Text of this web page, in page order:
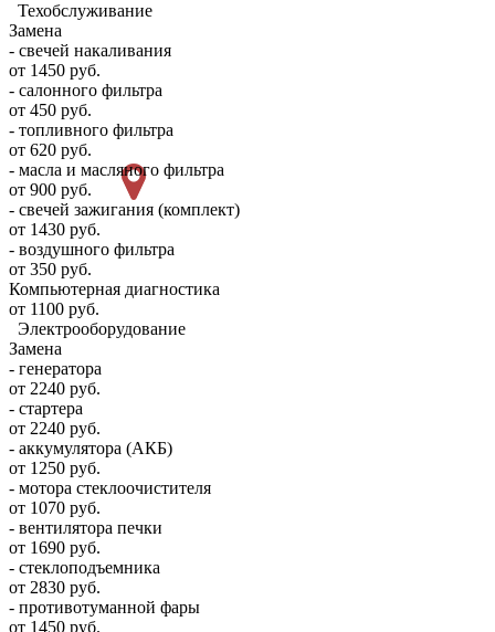
Техобслуживание
Замена
- свечей накаливания
от 1450 руб.
- салонного фильтра
от 450 руб.
- топливного фильтра
от 620 руб.
- масла и масляного фильтра
от 900 руб.
- свечей зажигания (комплект)
от 1430 руб.
- воздушного фильтра
от 350 руб.
Компьютерная диагностика
от 1100 руб.
Электрооборудование
Замена
- генератора
от 2240 руб.
- стартера
от 2240 руб.
- аккумулятора (АКБ)
от 1250 руб.
- мотора стеклоочистителя
от 1070 руб.
- вентилятора печки
от 1690 руб.
- стеклоподъемника
от 2830 руб.
- противотуманной фары
от 1450 руб.